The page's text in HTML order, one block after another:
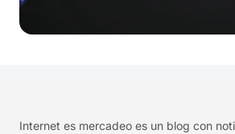
Internet es mercadeo es un blog con